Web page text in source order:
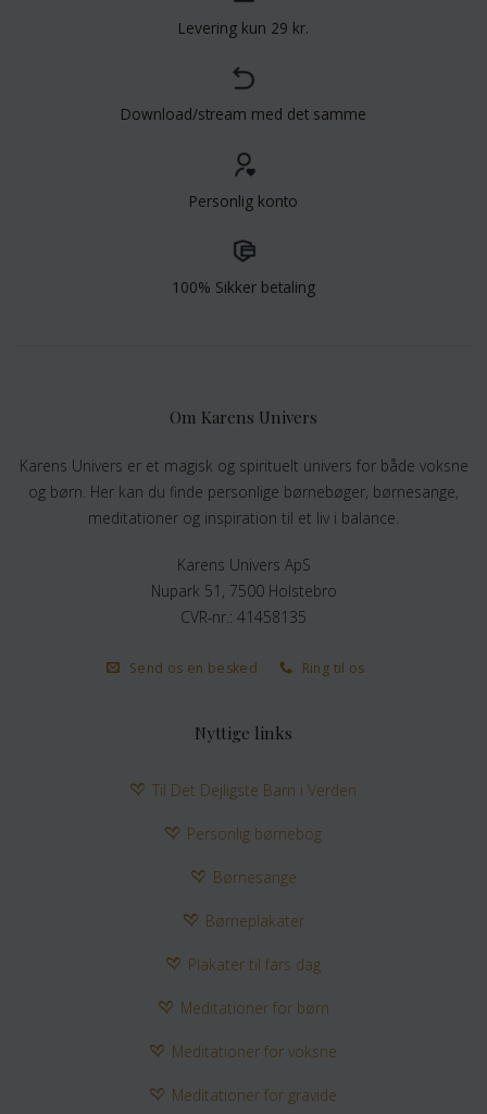
Levering kun 29 kr.
Download/stream med det samme
Personlig konto
100% Sikker betaling
Om Karens Univers
Karens Univers er et magisk og spirituelt univers for både voksne
og børn. Her kan du finde personlige børnebøger, børnesange,
meditationer og inspiration til et liv i balance.
Karens Univers ApS
Nupark 51, 7500 Holstebro
CVR-nr.: 41458135
Send os en besked Ring til os
Nyttige links
Til Det Dejligste Barn i Verden
Personlig børnebog
Børnesange
Børneplakater
Plakater til fars dag
Meditationer for børn
Meditationer for voksne
Meditationer for gravide